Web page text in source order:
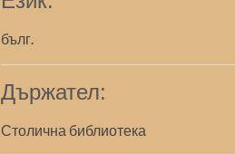
бълг.
Държател:
Столична библиотека